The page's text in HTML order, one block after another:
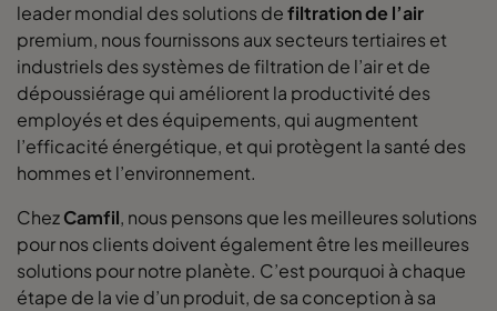
leader mondial des solutions defiltration de l’air
premium, nous fournissons aux secteurs tertiaires et
industriels des systèmes de filtration de l’air et de
dépoussiérage qui améliorent la productivité des
employés et des équipements, qui augmentent
l’efficacité énergétique, et qui protègent la santé des
hommes et l’environnement.
ChezCamfil, nous pensons que les meilleures solutions
pour nos clients doivent également être les meilleures
solutions pour notre planète. C’est pourquoi à chaque
étape de la vie d’un produit, de sa conception à sa